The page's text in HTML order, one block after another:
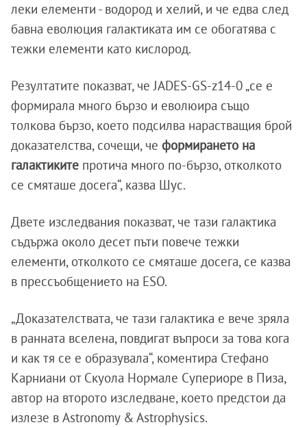
леки елементи - водород и хелий, и че едва след
бавна еволюция галактиката им се обогатява с
тежки елементи като кислород.
Резултатите показват, че JADES-GS-z14-0 „се е
формирала много бързо и еволюира също
толкова бързо, което подсилва нарастващия брой
доказателства, сочещи, че формирането на
галактиките протича много по-бързо, отколкото
се смяташе досега“, казва Шус.
Двете изследвания показват, че тази галактика
съдържа около десет пъти повече тежки
елементи, отколкото се смяташе досега, се казва
в прессъобщението на ESO.
„Доказателствата, че тази галактика е вече зряла
в ранната вселена, повдигат въпроси за това кога
и как тя се е образувала“, коментира Стефано
Карниани от Скуола Нормале Супериоре в Пиза,
автор на второто изследване, което предстои да
излезе в Astronomy & Astrophysics.